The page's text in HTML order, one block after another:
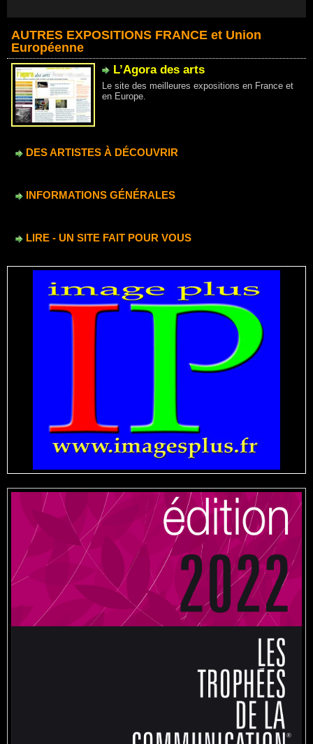
AUTRES EXPOSITIONS FRANCE et Union
Européenne
L’Agora des arts
Le site des meilleures expositions en France et
en Europe.
DES ARTISTES À DÉCOUVRIR
INFORMATIONS GÉNÉRALES
LIRE - UN SITE FAIT POUR VOUS